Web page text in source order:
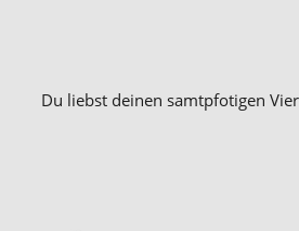
Du liebst deinen samtpfotigen